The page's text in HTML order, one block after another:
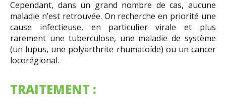
Cependant, dans un grand nombre de cas, aucune
maladie n’est retrouvée. On recherche en priorité une
cause infectieuse, en particulier virale et plus
rarement une tuberculose, une maladie de système
(un lupus, une polyarthrite rhumatoïde) ou un cancer
locorégional.
TRAITEMENT :